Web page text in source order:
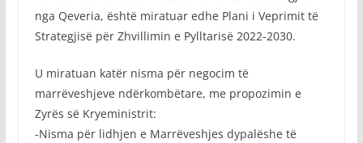
nga Qeveria, është miratuar edhe Plani i Veprimit të
Strategjisë për Zhvillimin e Pylltarisë 2022-2030.
U miratuan katër nisma për negocim të
marrëveshjeve ndërkombëtare, me propozimin e
Zyrës së Kryeministrit:
-Nisma për lidhjen e Marrëveshjes dypalëshe të